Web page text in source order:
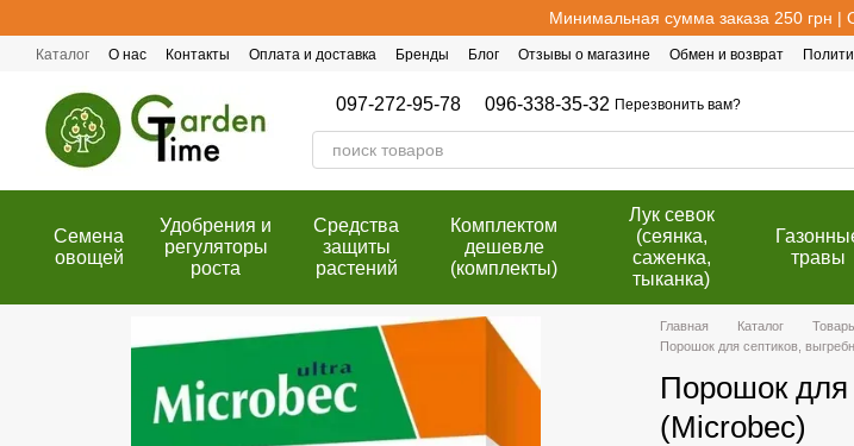
Минимальная сумма заказа 250 грн |
Каталог О нас Контакты Оплата и доставка Бренды Блог Отзывы о магазине Обмен и возврат
097-272-95-78 096-338-35-32 Перезвонить вам?
Семена
овощей
Удобрения и
регуляторы
роста
Cредства
защиты
растений
Комплектом
дешевле
(комплекты)
Лук севок
(сеянка,
саженка,
тыканка)
травы
Главная Каталог
Порошок для септиков,
Порошок для
(Microbec)